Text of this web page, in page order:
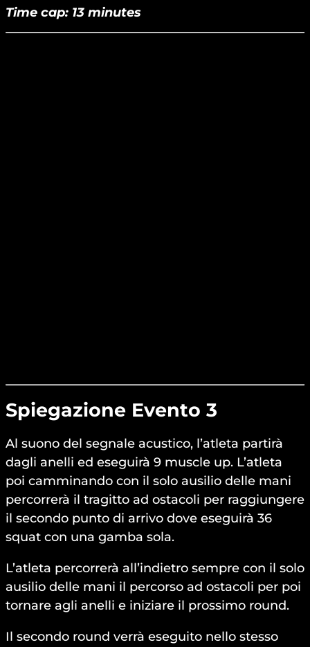
Time cap: 13 minutes
Spiegazione Evento 3
Al suono del segnale acustico, l’atleta partirà
dagli anelli ed eseguirà 9 muscle up. L’atleta
poi camminando con il solo ausilio delle mani
percorrerà il tragitto ad ostacoli per raggiungere
il secondo punto di arrivo dove eseguirà 36
squat con una gamba sola.
L’atleta percorrerà all’indietro sempre con il solo
ausilio delle mani il percorso ad ostacoli per poi
tornare agli anelli e iniziare il prossimo round.
Il secondo round verrà eseguito nello stesso